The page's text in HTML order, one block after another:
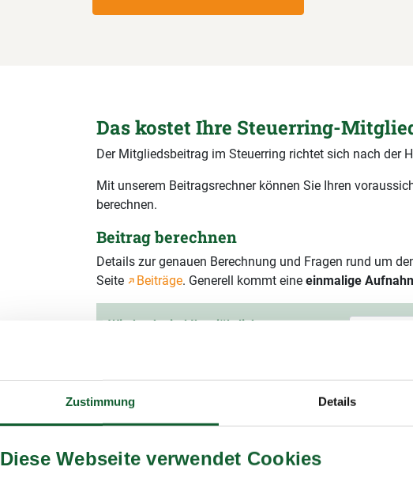
Zustimmung Details
Diese Webseite verwendet Cookies
Das kostet Ihre Steuerring-
Der Mitgliedsbeitrag im Steuerring richtet sich nach der
Mit unserem Beitragsrechner können Sie Ihren
berechnen.
Beitrag berechnen
Details zur genauen Berechnung und Fragen rund um
Seite
Beiträge. Generell kommt eine einmalige
Wie hoch sind Ihre jährlichen
Ihr voraussichtlicher Mitgliedsbeitrag
(inkl. 19 % Mehrwertsteuer)